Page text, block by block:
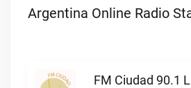
Argentina Online Radio
FM Ciudad 90.1